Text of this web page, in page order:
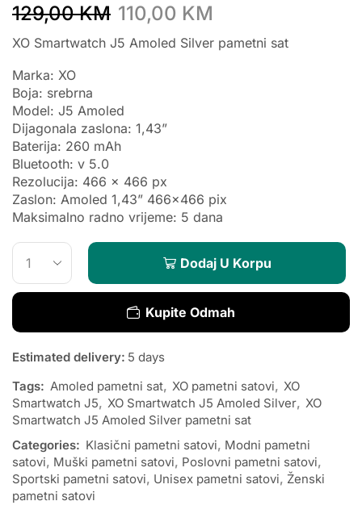
129,00KM 110,00 KM
XO Smartwatch J5 Amoled Silver pametni sat
Marka: XO
Boja: srebrna
Model: J5 Amoled
Dijagonala zaslona: 1,43”
Baterija: 260 mAh
Bluetooth: v 5.0
Rezolucija: 466 x 466 px
Zaslon: Amoled 1,43” 466×466 pix
Maksimalno radno vrijeme: 5 dana
Dodaj U Korpu
Kupite Odmah
Estimated delivery: 5 days
Tags: Amoled pametni sat, XO pametni satovi, XO
Smartwatch J5, XO Smartwatch J5 Amoled Silver, XO
Smartwatch J5 Amoled Silver pametni sat
Categories: Klasični pametni satovi, Modni pametni
satovi, Muški pametni satovi, Poslovni pametni satovi,
Sportski pametni satovi, Unisex pametni satovi, Ženski
pametni satovi